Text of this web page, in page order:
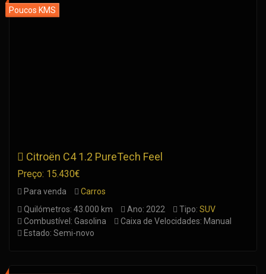
Citroën C4 1.2 PureTech Feel
Preço: 15.430€
Para venda
Carros
Quilómetros: 43.000 km
Ano: 2022 Tipo: SUV
Combustível: Gasolina
Caixa de Velocidades: Manual
Estado: Semi-novo